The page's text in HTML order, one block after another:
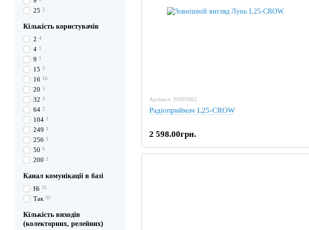
Артикул: 31001002
Радіоприймач L25-CROW
2 598.00грн.
25 2
Кількість користувачів
2 4
4 1
9 1
15 2
16 16
20 1
32 3
64 2
104 1
249 1
256 5
50 6
200 2
Канал комунікації в базі
Ні 31
Так 35
Кількість виходів
(колекторних, релейних)